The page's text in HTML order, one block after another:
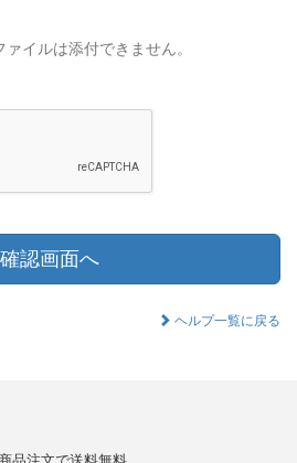
ァイルは添付できません。
確認画面へ
ヘルプ一覧に戻る